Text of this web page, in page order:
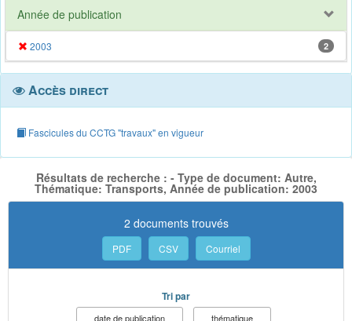
Année de publication
2003 2
Accès direct
Fascicules du CCTG "travaux" en vigueur
Résultats de recherche : - Type de document: Autre,
Thématique: Transports, Année de publication: 2003
2 documents trouvés
PDF CSV Courriel
Tri par
date de publication
thématique